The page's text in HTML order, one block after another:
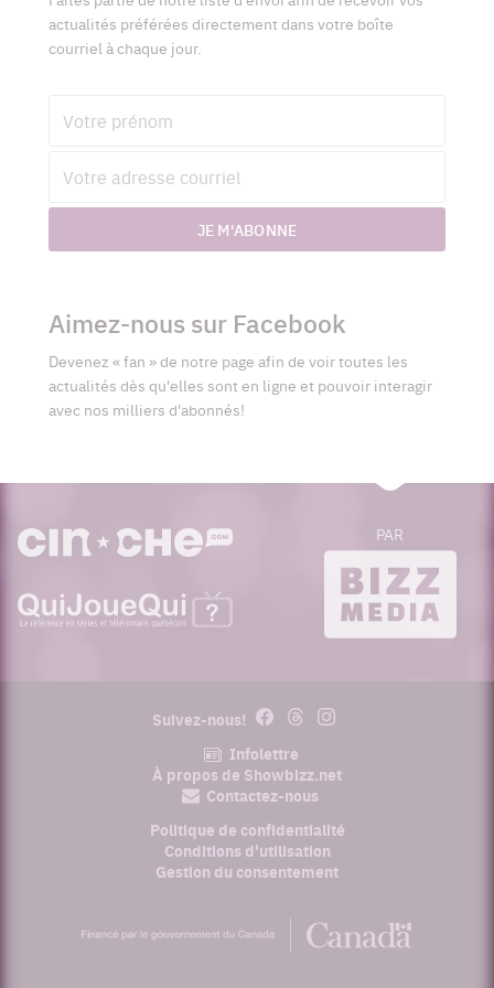
actualités préférées directement dans votre boîte
courriel à chaque jour.
courriel
JE M'ABONNE
Aimez-nous sur Facebook
Devenez « fan » de notre page afin de voir toutes les
actualités dès qu'elles sont en ligne et pouvoir interagir
avec nos milliers d'abonnés!
cinoche.com
quijouequi.com bizzmedia.ca
PAR
Suivez-nous! FacebookThreadsInstagram
Infolettre
À propos de Showbizz.net
Contactez-nous
Politique de confidentialité
Conditions d'utilisation
Gestion du consentement
par